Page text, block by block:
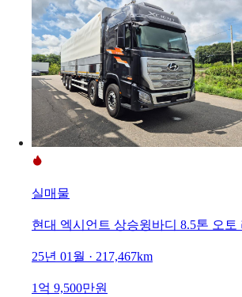
실매물
현대 엑시언트 상승윙바디 8.5톤 오토
25년 01월 · 217,467km
1억 9,500만원